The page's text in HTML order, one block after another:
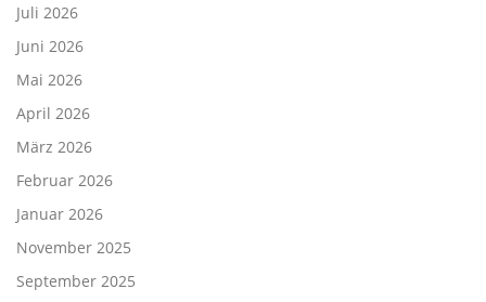
Juli 2026
Juni 2026
Mai 2026
April 2026
März 2026
Februar 2026
Januar 2026
November 2025
September 2025